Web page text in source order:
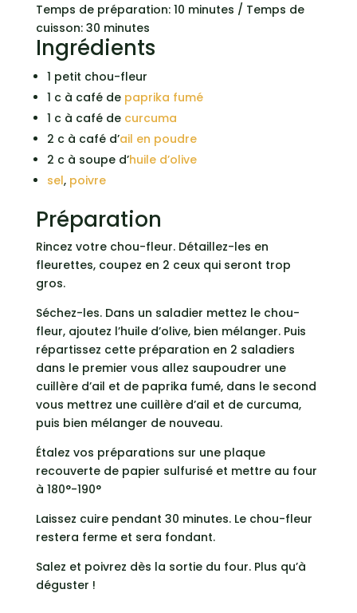
Temps de préparation: 10 minutes / Temps de
cuisson: 30 minutes
Ingrédients
1 petit chou-fleur
1 c à café de paprika fumé
1 c à café de curcuma
2 c à café d’ail en poudre
2 c à soupe d’huile d’olive
sel, poivre
Préparation
Rincez votre chou-fleur. Détaillez-les en
fleurettes, coupez en 2 ceux qui seront trop
gros.
Séchez-les. Dans un saladier mettez le chou-
fleur, ajoutez l’huile d’olive, bien mélanger. Puis
répartissez cette préparation en 2 saladiers
dans le premier vous allez saupoudrer une
cuillère d’ail et de paprika fumé, dans le second
vous mettrez une cuillère d’ail et de curcuma,
puis bien mélanger de nouveau.
Étalez vos préparations sur une plaque
recouverte de papier sulfurisé et mettre au four
à 180°-190°
Laissez cuire pendant 30 minutes. Le chou-fleur
restera ferme et sera fondant.
Salez et poivrez dès la sortie du four. Plus qu’à
déguster !